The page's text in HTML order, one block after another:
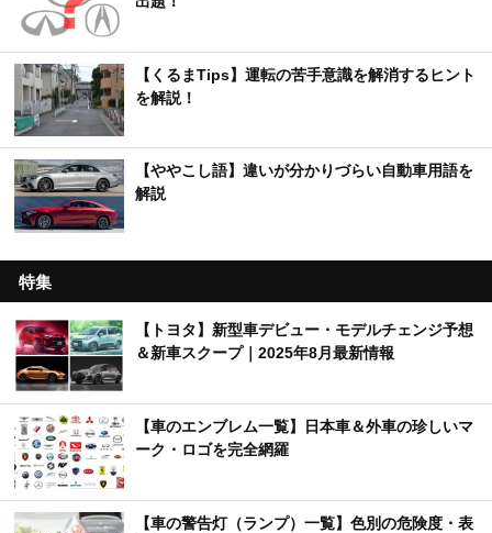
【くるまTips】運転の苦手意識を解消するヒント
を解説！
【ややこし語】違いが分かりづらい自動車用語を
解説
特集
【トヨタ】新型車デビュー・モデルチェンジ予想
＆新車スクープ｜2025年8月最新情報
【車のエンブレム一覧】日本車＆外車の珍しいマ
ーク・ロゴを完全網羅
【車の警告灯（ランプ）一覧】色別の危険度・表